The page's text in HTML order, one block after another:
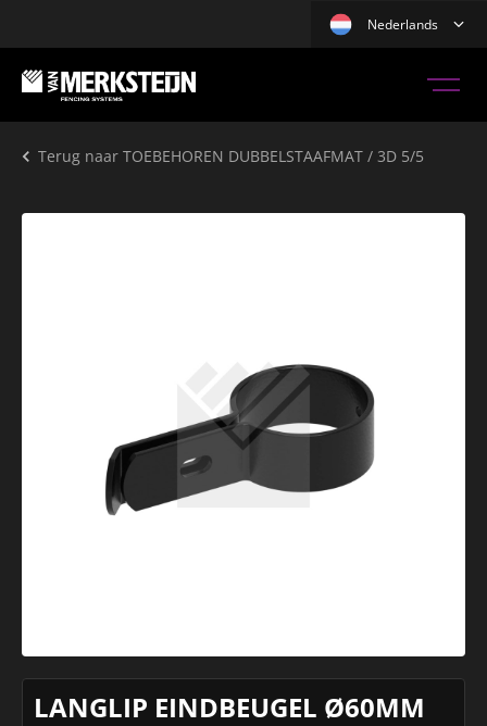
Nederlands
Terug naar TOEBEHOREN DUBBELSTAAFMAT / 3D 5/5
LANGLIP EINDBEUGEL Ø60MM